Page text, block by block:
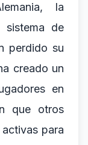
la
sistema de
perdido su
creado un
en
que otros
para